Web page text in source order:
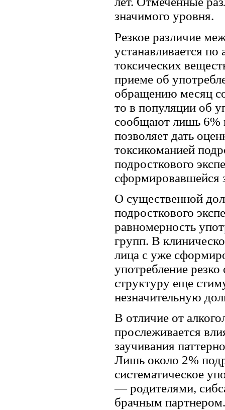
значимого уровня.
Резкое различие
устанавливается
токсических
приеме об
обращению месяц
то в популяции об
сообщают лишь 6%
позволяет дать
токсикоманией
подросткового
сформировавшейся
О существенной
подросткового
равномерность
групп. В
лица с уже
употребление
структуру еще
незначительную
В отличие от
прослеживается
заучивания
Лишь около 2%
систематическое
— родителями,
брачным партнером.